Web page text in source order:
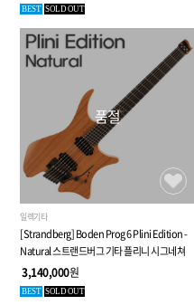
BEST SOLD OUT
품절
일렉기타
[Strandberg] Boden Prog 6 Plini Edition -
Natural 스트랜드버그 기타 플리니 시그네쳐
3,140,000원
BEST SOLD OUT